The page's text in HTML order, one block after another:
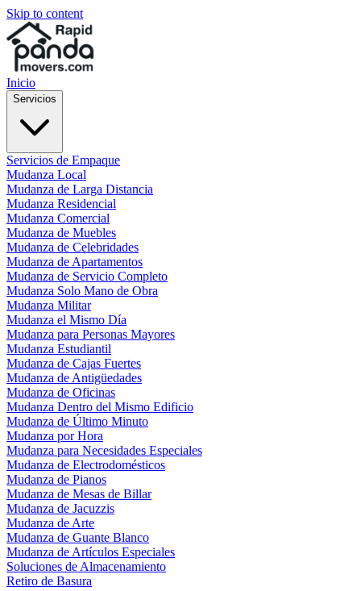
Skip to content
Inicio
Servicios
Servicios de Empaque
Mudanza Local
Mudanza de Larga Distancia
Mudanza Residencial
Mudanza Comercial
Mudanza de Muebles
Mudanza de Celebridades
Mudanza de Apartamentos
Mudanza de Servicio Completo
Mudanza Solo Mano de Obra
Mudanza Militar
Mudanza el Mismo Día
Mudanza para Personas Mayores
Mudanza Estudiantil
Mudanza de Cajas Fuertes
Mudanza de Antigüedades
Mudanza de Oficinas
Mudanza Dentro del Mismo Edificio
Mudanza de Último Minuto
Mudanza por Hora
Mudanza para Necesidades Especiales
Mudanza de Electrodomésticos
Mudanza de Pianos
Mudanza de Mesas de Billar
Mudanza de Jacuzzis
Mudanza de Arte
Mudanza de Guante Blanco
Mudanza de Artículos Especiales
Soluciones de Almacenamiento
Retiro de Basura